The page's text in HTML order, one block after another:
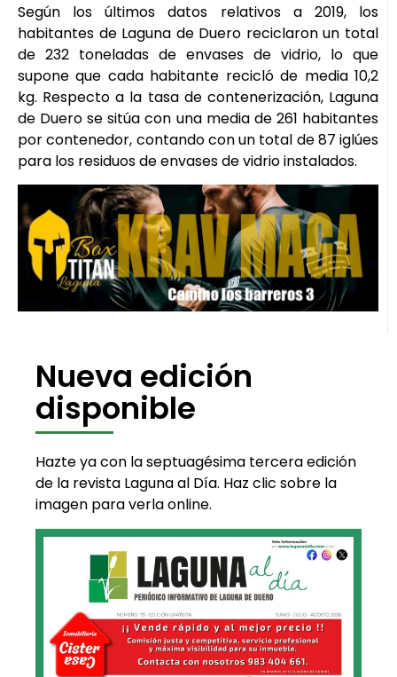
Según los últimos datos relativos a 2019, los
habitantes de Laguna de Duero reciclaron un total
de 232 toneladas de envases de vidrio, lo que
supone que cada habitante recicló de media 10,2
kg. Respecto a la tasa de contenerización, Laguna
de Duero se sitúa con una media de 261 habitantes
por contenedor, contando con un total de 87 iglúes
para los residuos de envases de vidrio instalados.
Nueva edición
disponible
Hazte ya con la septuagésima tercera edición
de la revista Laguna al Día. Haz clic sobre la
imagen para verla online.